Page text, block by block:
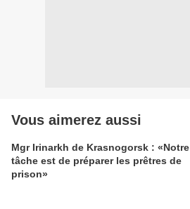
Vous aimerez aussi
Mgr Irinarkh de Krasnogorsk : «Notre
tâche est de préparer les prêtres de
prison»